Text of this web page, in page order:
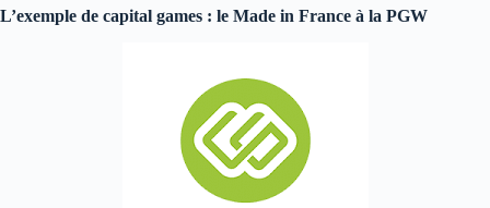
L’exemple de capital games : le Made in France à la PGW